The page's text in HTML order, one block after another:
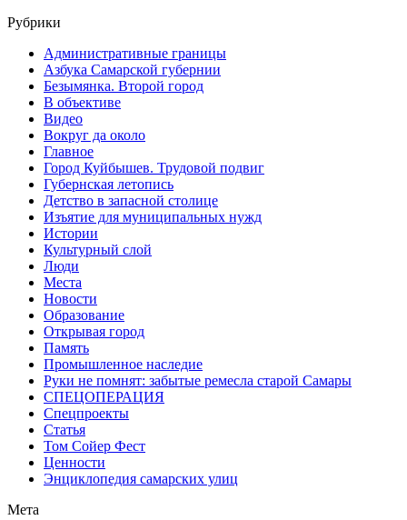
Рубрики
Административные границы
Азбука Самарской губернии
Безымянка. Второй город
В объективе
Видео
Вокруг да около
Главное
Город Куйбышев. Трудовой подвиг
Губернская летопись
Детство в запасной столице
Изъятие для муниципальных нужд
Истории
Культурный слой
Люди
Места
Новости
Образование
Открывая город
Память
Промышленное наследие
Руки не помнят: забытые ремесла старой Самары
СПЕЦОПЕРАЦИЯ
Спецпроекты
Статья
Том Сойер Фест
Ценности
Энциклопедия самарских улиц
Мета